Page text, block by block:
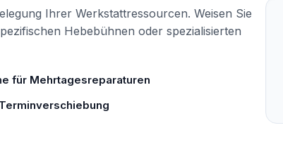
Ihrer Werkstattressourcen. Weisen Sie
Hebebühnen oder spezialisierten
für Mehrtagesreparaturen